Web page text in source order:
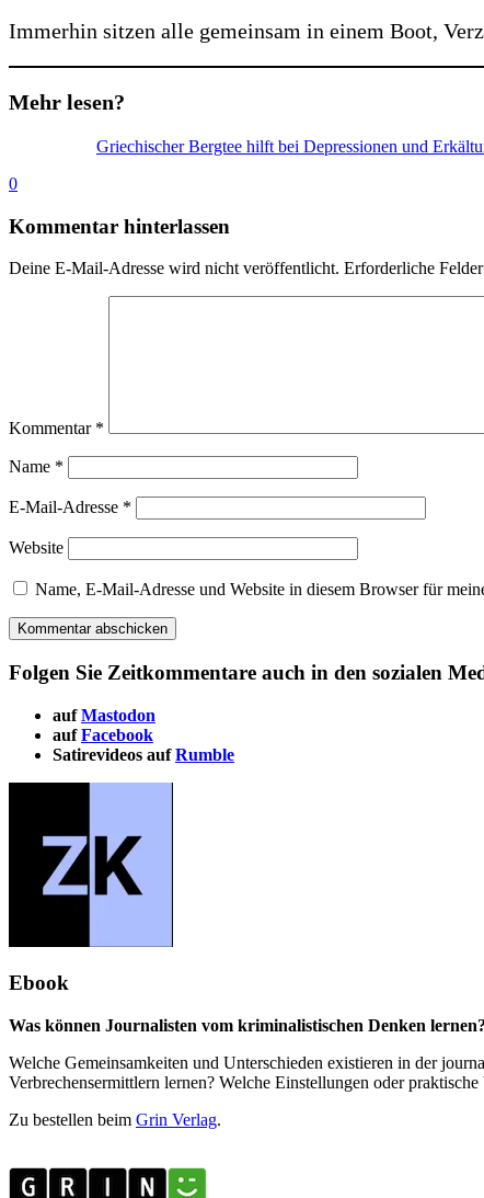
Immerhin sitzen alle gemeinsam in einem Boot,
Mehr lesen?
Griechischer Bergtee hilft bei Depressionen und
0
Kommentar hinterlassen
Deine E-Mail-Adresse wird nicht veröffentlicht. Erforderliche
Kommentar *
Name *
E-Mail-Adresse *
Website
Name, E-Mail-Adresse und Website in diesem Browser für
Folgen Sie Zeitkommentare auch in den sozialen
aufMastodon
auf Facebook
Satirevideos aufRumble
Ebook
Was können Journalisten vom kriminalistischen Denken
Welche Gemeinsamkeiten und Unterschieden existieren in der
Verbrechensermittlern lernen? Welche Einstellungen oder
Zu bestellen beim Grin Verlag.